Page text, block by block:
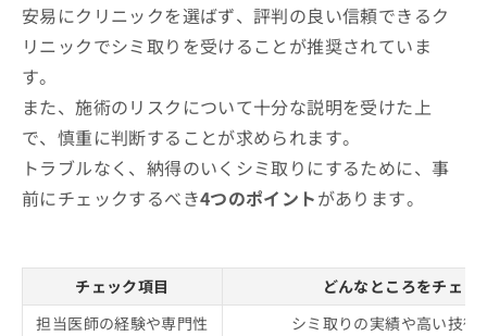
安易にクリニックを選ばず、評判の良い信頼できるク
リニックでシミ取りを受けることが推奨されていま
す。
また、施術のリスクについて十分な説明を受けた上
で、慎重に判断することが求められます。
トラブルなく、納得のいくシミ取りにするために、事
前にチェックするべき4つのポイントがあります。
チェック項目
どんなところをチェッ
担当医師の経験や専門性
シミ取りの実績や高い技術